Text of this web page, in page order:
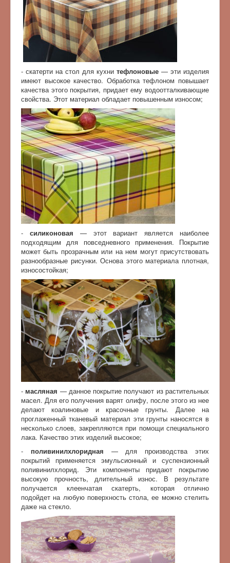
- скатерти на стол для кухни тефлоновые — эти изделия
имеют высокое качество. Обработка тефлоном повышает
качества этого покрытия, придает ему водоотталкивающие
свойства. Этот материал обладает повышенным износом;
- силиконовая — этот вариант является наиболее
подходящим для повседневного применения. Покрытие
может быть прозрачным или на нем могут присутствовать
разнообразные рисунки. Основа этого материала плотная,
износостойкая;
- масляная — данное покрытие получают из растительных
масел. Для его получения варят олифу, после этого из нее
делают коалиновые и красочные грунты. Далее на
проглаженный тканевый материал эти грунты наносятся в
несколько слоев, закрепляются при помощи специального
лака. Качество этих изделий высокое;
- поливинилхлоридная — для производства этих
покрытий применяется эмульсионный и суспензионный
поливинилхлорид. Эти компоненты придают покрытию
высокую прочность, длительный износ. В результате
получается клеенчатая скатерть, которая отлично
подойдет на любую поверхность стола, ее можно стелить
даже на стекло.